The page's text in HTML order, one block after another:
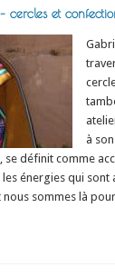
cercles et
à
se définit comme
énergies qui sont
sommes là